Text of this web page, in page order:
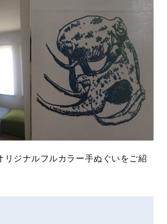
リジナルフルカラー手ぬぐいをご紹